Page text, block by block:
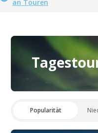
an Touren
Popularität